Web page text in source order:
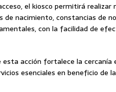
el kiosco permitirá realizar
nacimiento, constancias de
con la facilidad de
esta acción fortalece la cercanía
esenciales en beneficio de